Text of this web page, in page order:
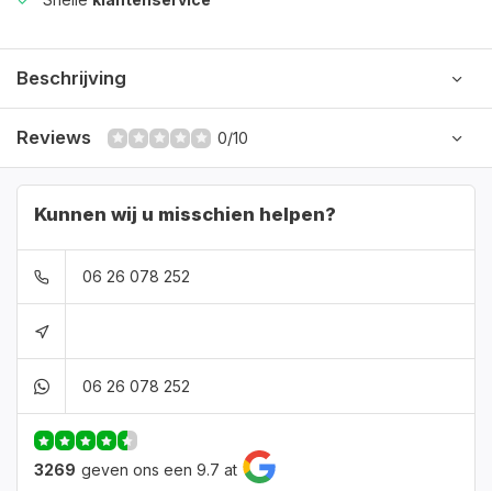
Beschrijving
Reviews 0/10
Kunnen wij u misschien helpen?
06 26 078 252
06 26 078 252
3269 geven ons een 9.7 at